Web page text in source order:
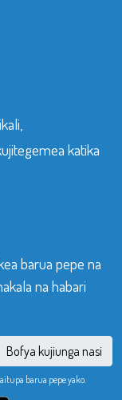
katika
barua pepe na
na habari
Bofya kujiunga nasi
barua pepe yako.